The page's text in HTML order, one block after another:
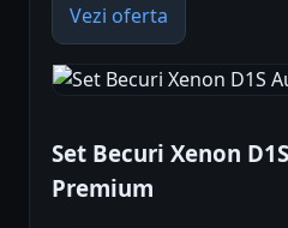
Vezi oferta
Set Becuri Xenon
Premium